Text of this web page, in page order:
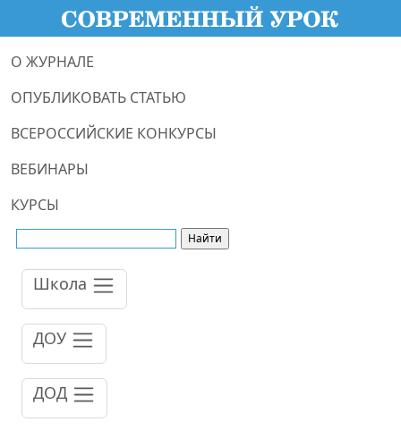
О ЖУРНАЛЕ
ОПУБЛИКОВАТЬ СТАТЬЮ
ВСЕРОССИЙСКИЕ КОНКУРСЫ
ВЕБИНАРЫ
КУРСЫ
Школа
ДОУ
ДОД